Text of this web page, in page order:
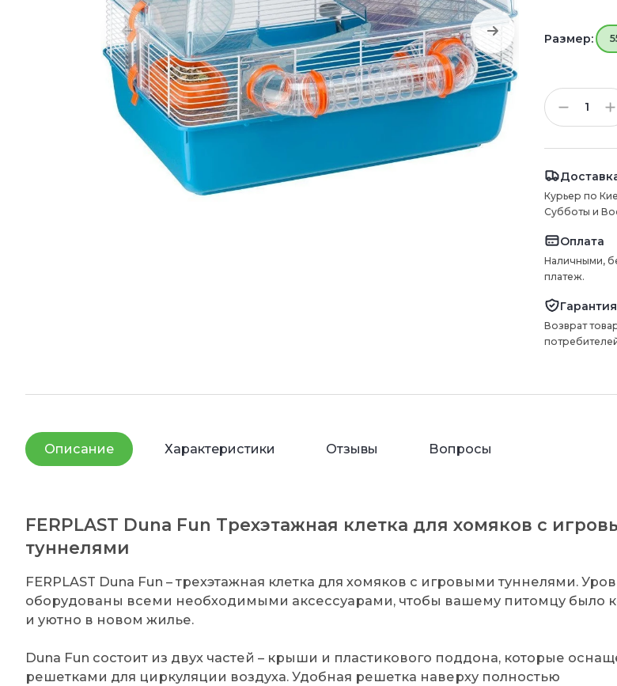
Размер:
Курьер по
Субботы и
Оплата
Наличными,
платеж.
Гарантия
Возврат
Описание Характеристики Отзывы Вопросы
FERPLAST Duna Fun Трехэтажная клетка для хомяков с
туннелями
FERPLAST Duna Fun – трехэтажная клетка для хомяков с игровыми туннелями.
оборудованы всеми необходимыми аксессуарами, чтобы вашему питомцу было
и уютно в новом жилье.
Duna Fun состоит из двух частей – крыши и пластикового поддона, которые
решетками для циркуляции воздуха. Удобная решетка наверху полностью